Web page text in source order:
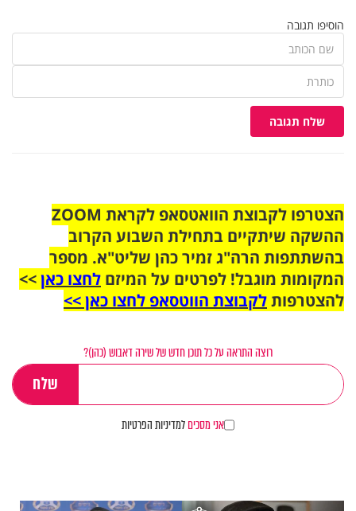
הוסיפו תגובה
שלח תגובה
הצטרפו לקבוצת הוואטסאפ לקראת ZOOM
ההשקה שיתקיים בתחילת השבוע הקרוב
בהשתתפות הרה"ג זמיר כהן שליט"א. מספר
המקומות מוגבל! לפרטים על המיזם לחצו כאן>>
להצטרפותלקבוצת הווטסאפ לחצו כאן >>
רוצה התראה על כל תוכן חדש של שירה דאבוש (כהן)?
אני מסכיםלמדיניות הפרטיות